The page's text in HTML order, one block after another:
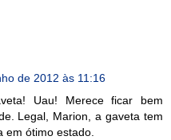
de 2012 às 11:16
Uau! Merece ficar bem
Legal, Marion, a gaveta tem
em ótimo estado.